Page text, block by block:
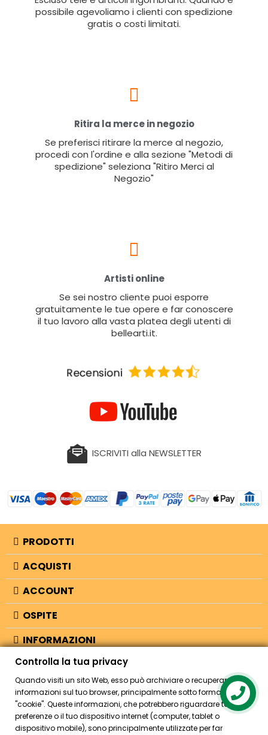
possibile agevoliamo i clienti con spedizione
gratis o costi limitati.
Ritira la merce in negozio
Se preferisci ritirare la merce al negozio,
procedi con l'ordine e alla sezione "Metodi di
spedizione" seleziona "Ritiro Merci al
Negozio"
Artisti online
Se sei nostro cliente puoi esporre
gratuitamente le tue opere e far conoscere
il tuo lavoro alla vasta platea degli utenti di
bellearti.it.
ISCRIVITI alla NEWSLETTER
PRODOTTI
ACQUISTI
ACCOUNT
OSPITE
INFORMAZIONI
NEGOZIO
© 2026 - Bellearti.it -credits
Controlla la tua privacy
Quando visiti un sito Web, esso può archiviare o recuperare
informazioni sul tuo browser, principalmente sotto forma di
"cookie". Queste informazioni, che potrebbero riguardare te, le tue
preferenze o il tuo dispositivo internet (computer, tablet o
dispositivo mobile), sono principalmente utilizzate per far
Contact us